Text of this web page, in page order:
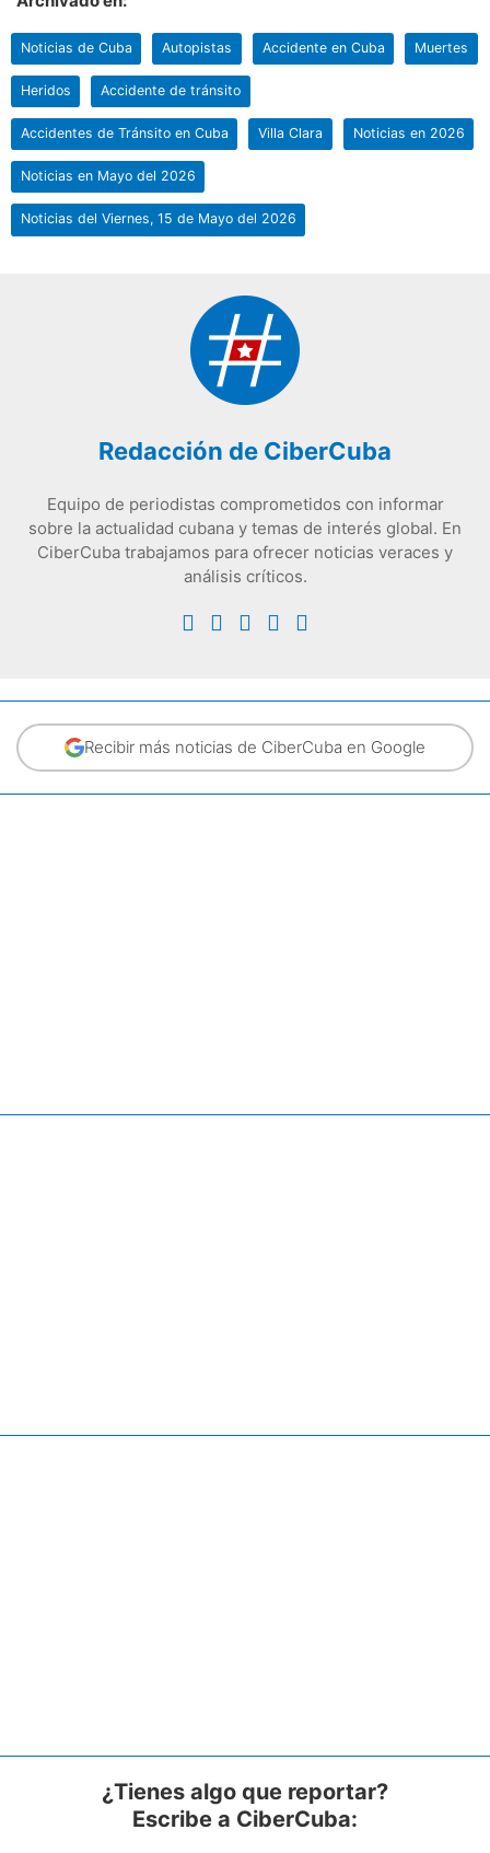
Noticias de Cuba Autopistas Accidente en Cuba Muertes
Heridos Accidente de tránsito
Accidentes de Tránsito en Cuba Villa Clara Noticias en 2026
Noticias en Mayo del 2026
Noticias del Viernes, 15 de Mayo del 2026
Redacción de CiberCuba
Equipo de periodistas comprometidos con informar
sobre la actualidad cubana y temas de interés global. En
CiberCuba trabajamos para ofrecer noticias veraces y
análisis críticos.
Recibir más noticias de CiberCuba en Google
¿Tienes algo que reportar?
Escribe a CiberCuba: